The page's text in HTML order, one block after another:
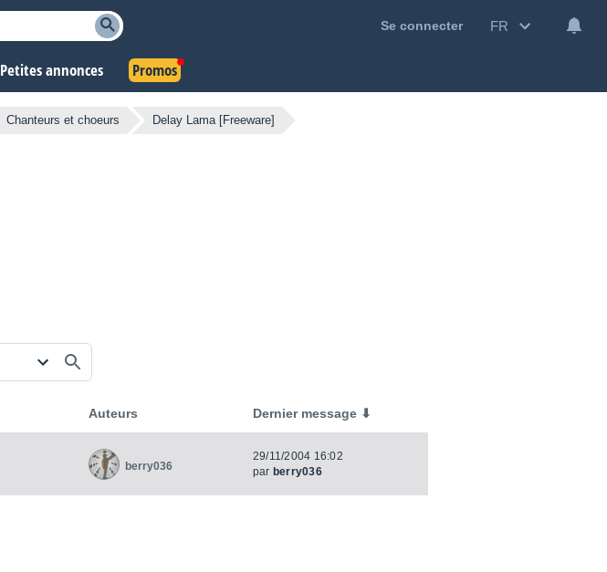
Se connecter FR
Petites annonces Promos
Chanteurs et choeurs Delay Lama [Freeware]
Auteurs Dernier message ⬇
berry036
29/11/2004 16:02
par berry036